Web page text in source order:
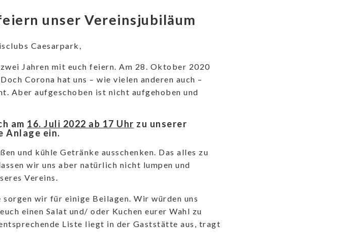
unser Vereinsjubiläum
Caesarpark,
Jahren mit euch feiern. Am 28. Oktober 2020
Corona hat uns – wie vielen anderen auch –
Aber aufgeschoben ist nicht aufgehoben und
am 16. Juli 2022 ab 17 Uhr zu unserer
Anlage ein.
und kühle Getränke ausschenken. Das alles zu
wir uns aber natürlich nicht lumpen und
Vereins.
wir für einige Beilagen. Wir würden uns
einen Salat und/ oder Kuchen eurer Wahl zu
Liste liegt in der Gaststätte aus, tragt